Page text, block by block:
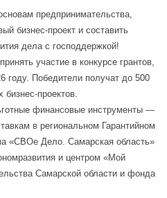
предпринимательства,
бизнес-проект и составить
дела с господдержкой!
участие в конкурсе грантов,
году. Победители получат до 500
бизнес-проектов.
финансовые инструменты —
в региональном Гарантийном
«СВОе Дело. Самарская область»
и центром «Мой
Самарской области и фонда